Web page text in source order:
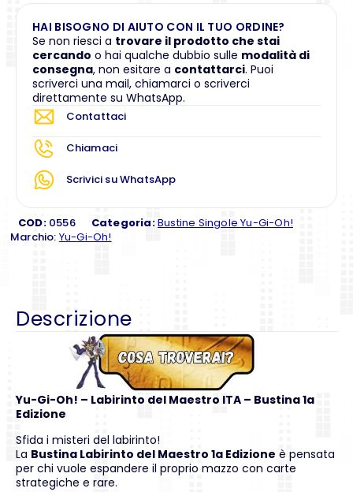
HAI BISOGNO DI AIUTO CON IL TUO ORDINE?
Se non riesci a trovare il prodotto che stai
cercando o hai qualche dubbio sulle modalità di
consegna, non esitare a contattarci. Puoi
scriverci una mail, chiamarci o scriverci
direttamente su WhatsApp.
Contattaci
Chiamaci
Scrivici su WhatsApp
COD: 0556 Categoria:Bustine Singole Yu-Gi-Oh!
Marchio: Yu-Gi-Oh!
Descrizione
Yu-Gi-Oh! – Labirinto del Maestro ITA – Bustina 1a
Edizione
Sfida i misteri del labirinto!
La Bustina Labirinto del Maestro 1a Edizione è pensata
per chi vuole espandere il proprio mazzo con carte
strategiche e rare.